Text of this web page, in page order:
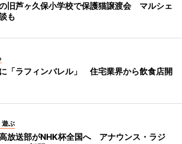
旧芦ヶ久保小学校で保護猫譲渡会 マルシェ
も
「ラフィンバレル」 住宅業界から飲食店開
遊ぶ
放送部がNHK杯全国へ アナウンス・ラジ